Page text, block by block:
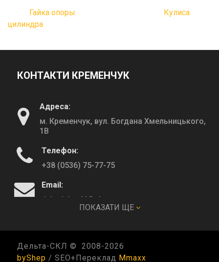
Гайка опоры
цилиндра
Кулиса
КОНТАКТИ КРЕМЕНЧУК
Адреса:
м. Кременчук, вул. Богдана Хмельницького,
1В
Телефон:
+38 (0536) 75-77-75
Email:
deltadeltaskl@ukr.net
КОНТАКТИ ПОЛТАВА
ПОКАЗАТИ ЩЕ
Дельта-СКЛ © 2008-2026
byShep / SEO+Переклад Mmaxx